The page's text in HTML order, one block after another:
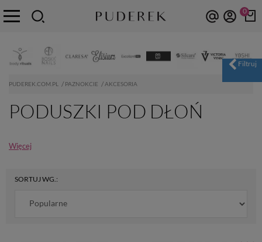
0
PUDEREK.COM.PL PAZNOKCIE AKCESORIA
PODUSZKI POD DŁOŃ
Więcej
SORTUJ WG.: